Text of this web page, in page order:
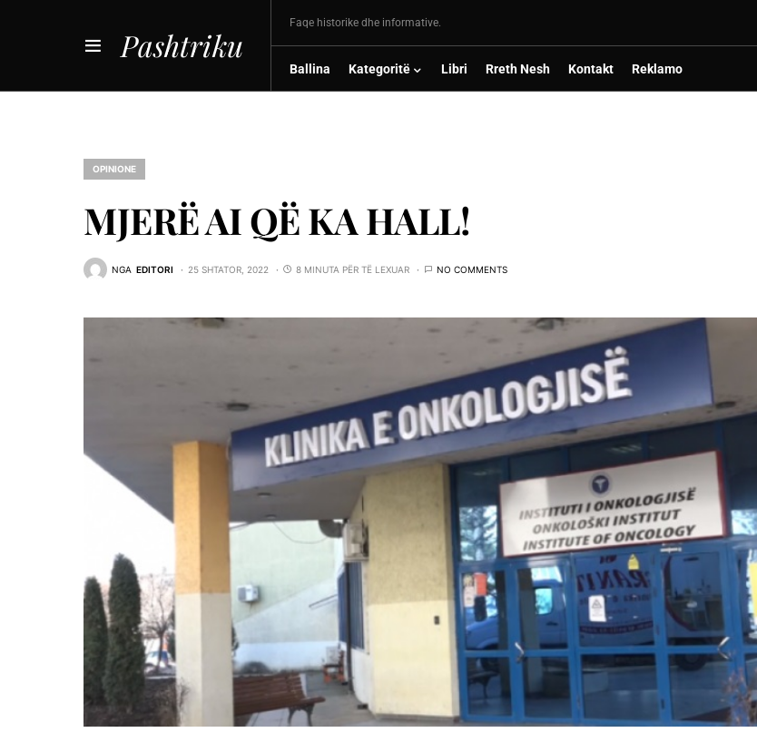
Pashtriku
Faqe historike dhe informative.
Ballina Kategoritë Libri Rreth Nesh Kontakt Reklamo
OPINIONE
MJERË AI QË KA HALL!
NGA EDITORI 25 SHTATOR, 2022 8 MINUTA PËR TË LEXUAR NO COMMENTS